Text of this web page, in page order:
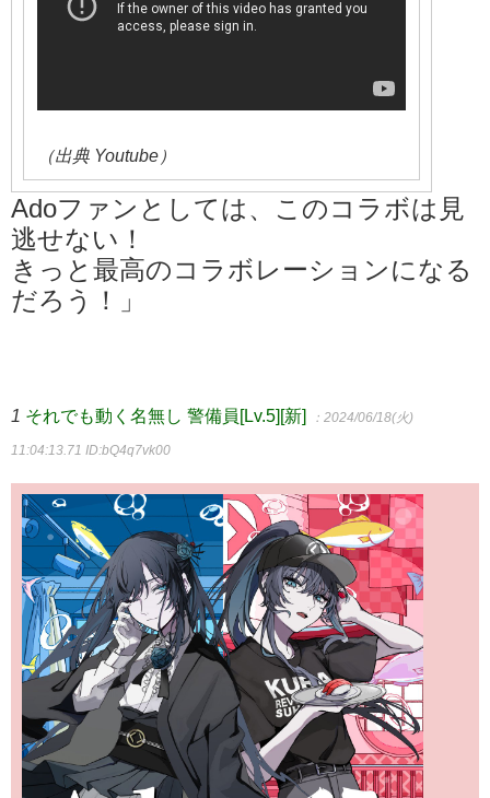
（出典 Youtube）
Adoファンとしては、このコラボは見
逃せない！
きっと最高のコラボレーションになる
だろう！」
1 それでも動く名無し 警備員[Lv.5][新] ：2024/06/18(火)
11:04:13.71 ID:bQ4q7vk00